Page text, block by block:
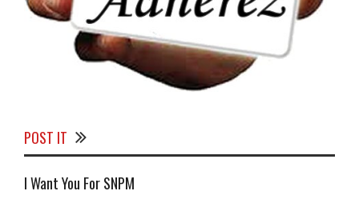
POST IT
I Want You For SNPM